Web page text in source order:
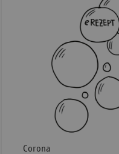
Corona